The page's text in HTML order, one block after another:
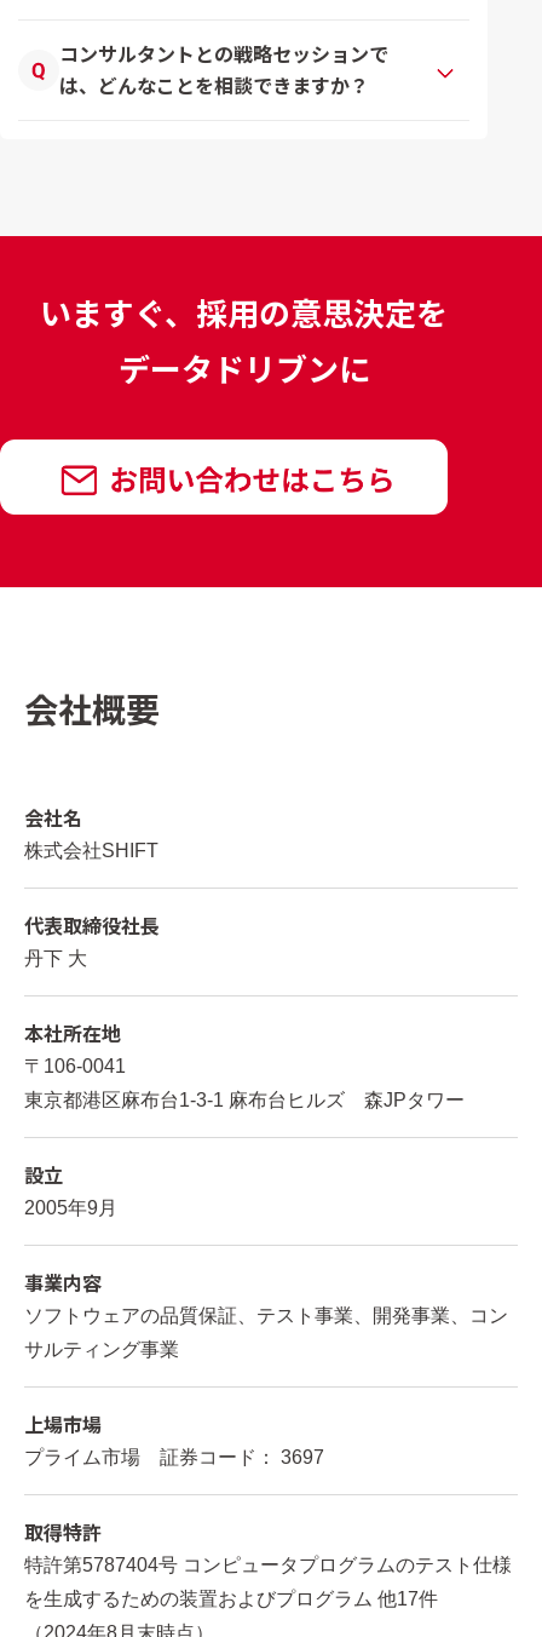
コンサルタントとの戦略セッションで
は、どんなことを相談できますか？
いますぐ、採用の意思決定を
データドリブンに
会社概要
会社名
株式会社SHIFT
代表取締役社長
丹下 大
本社所在地
〒106-0041
東京都港区麻布台1-3-1 麻布台ヒルズ 森JPタワー
設立
2005年9月
事業内容
ソフトウェアの品質保証、テスト事業、開発事業、コン
サルティング事業
上場市場
プライム市場 証券コード： 3697
取得特許
特許第5787404号 コンピュータプログラムのテスト仕様
を生成するための装置およびプログラム 他17件
（2024年8月末時点）